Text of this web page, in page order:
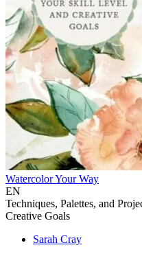
Watercolor Your Way
EN
Techniques, Palettes, and
Creative Goals
Sarah Cray